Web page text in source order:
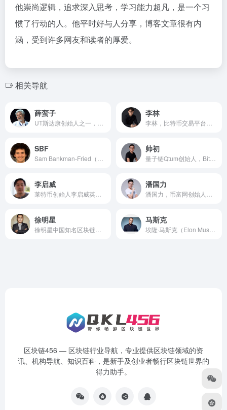
他崇尚逻辑，追求深入思考，学习能力超凡，是一个习
惯了行动的人。他平时好与人分享，博客文章很有内
涵，受到许多网友和读者的厚爱。
相关导航
薛蛮子 李林
SBF 帅初
李启威 潘国力
徐明星 马斯克
区块链456 — 区块链行业导航，专业提供区块链领域的资
讯、机构导航、知识百科，是新手及创业者畅行区块链世界的
得力助手。